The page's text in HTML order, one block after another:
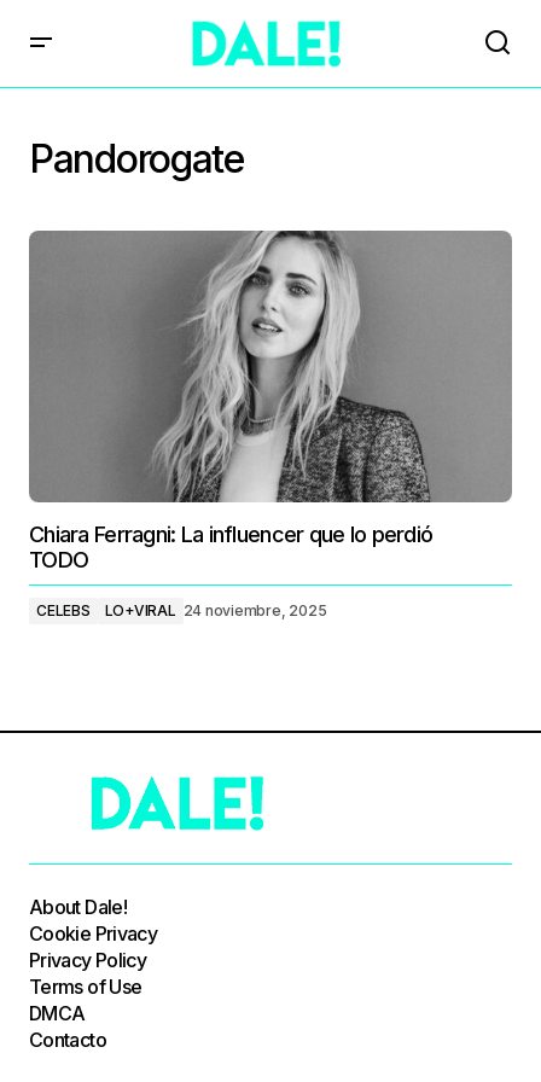
Pandorogate
Chiara Ferragni: La influencer que lo perdió
TODO
CELEBS LO+VIRAL 24 noviembre, 2025
About Dale!
Cookie Privacy
Privacy Policy
Terms of Use
DMCA
Contacto